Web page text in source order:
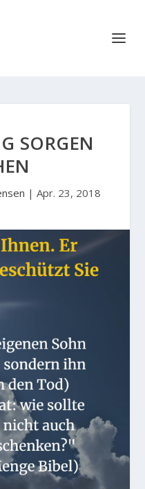
SORGEN
| Apr. 23, 2018